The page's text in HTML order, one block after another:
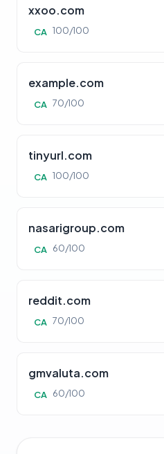
xxoo.com
CA 100/100
example.com
CA 70/100
tinyurl.com
CA 100/100
nasarigroup.com
CA 60/100
reddit.com
CA 70/100
gmvaluta.com
CA 60/100